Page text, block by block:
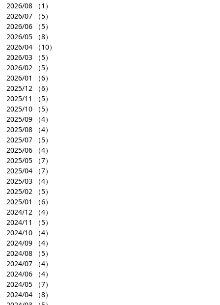
2026/08 （1）
2026/07 （5）
2026/06 （5）
2026/05 （8）
2026/04 （10）
2026/03 （5）
2026/02 （5）
2026/01
（6）
2025/12 （6）
2025/11
（5）
2025/10 （5）
2025/09 （4）
2025/08 （4）
2025/07 （5）
2025/06 （4）
2025/05 （7）
2025/04 （7）
2025/03 （4）
2025/02 （5）
2025/01
（6）
2024/12 （4）
2024/11
（5）
2024/10 （4）
2024/09 （4）
2024/08 （5）
2024/07 （4）
2024/06 （4）
2024/05 （7）
2024/04 （8）